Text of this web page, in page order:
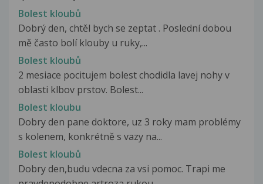
Bolest kloubů
Dobrý den, chtěl bych se zeptat . Poslední dobou
mě často bolí klouby u ruky,...
Bolest kloubů
2 mesiace pocitujem bolest chodidla lavej nohy v
oblasti klbov prstov. Bolest...
Bolest kloubu
Dobry den pane doktore, uz 3 roky mam problémy
s kolenem, konkrétně s vazy na...
Bolest kloubů
Dobry den,budu vdecna za vsi pomoc. Trapi me